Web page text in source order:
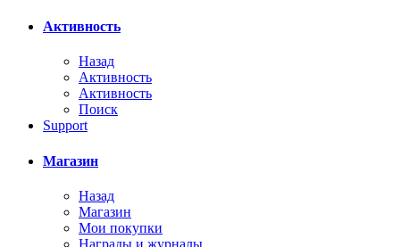
Активность
Назад
Активность
Активность
Поиск
Support
Магазин
Назад
Магазин
Мои покупки
Награды и журналы